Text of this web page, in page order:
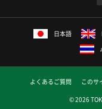
日本語
よくあるご質問 このサ
© 2026